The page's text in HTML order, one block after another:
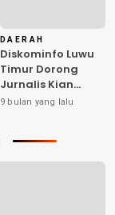
DAERAH
Diskominfo Luwu
Timur Dorong
Jurnalis Kian
Kompeten di Era
9 bulan yang lalu